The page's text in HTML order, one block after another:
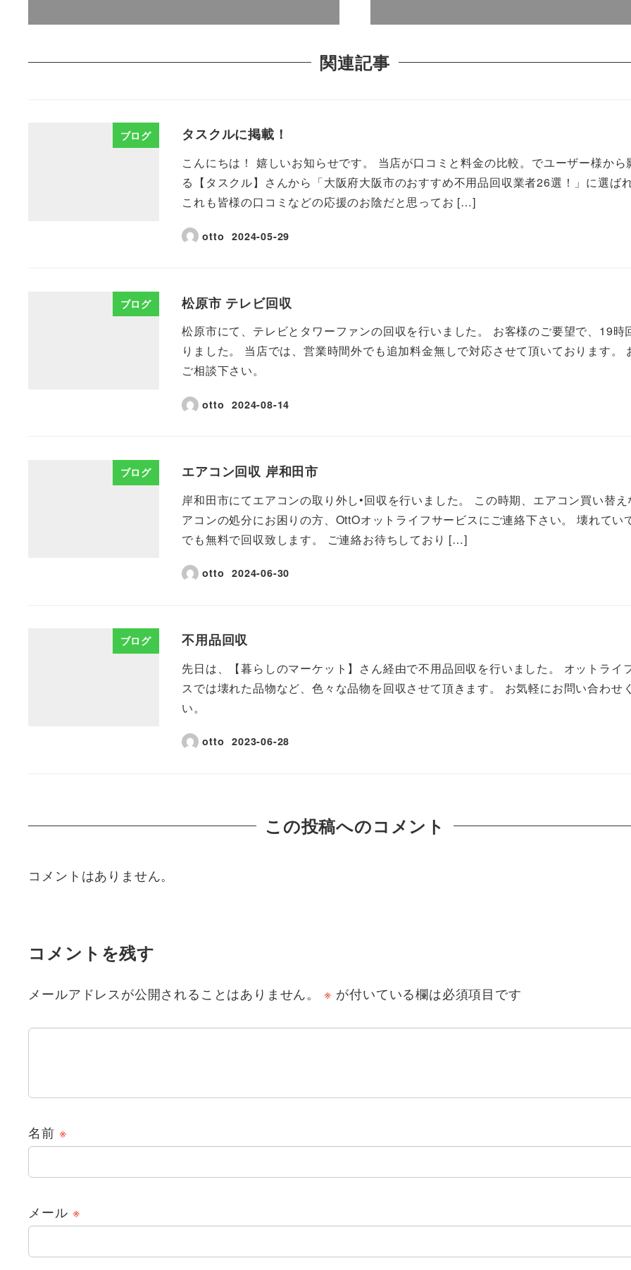
関連記事
ブログ タスクルに掲載！
こんにちは！ 嬉しいお知らせです。 当店が口コミと料金の比較。でユーザー様から
る【タスクル】さんから「大阪府大阪市のおすすめ不用品回収業者26選！」に選ばれ
これも皆様の口コミなどの応援のお陰だと思ってお […]
otto 2024-05-29
ブログ 松原市 テレビ回収
松原市にて、テレビとタワーファンの回収を行いました。 お客様のご要望で、19時
りました。 当店では、営業時間外でも追加料金無しで対応させて頂いております。
ご相談下さい。
otto 2024-08-14
ブログ エアコン回収 岸和田市
岸和田市にてエアコンの取り外し•回収を行いました。 この時期、エアコン買い替え
アコンの処分にお困りの方、OttOオットライフサービスにご連絡下さい。 壊れてい
でも無料で回収致します。 ご連絡お待ちしており […]
otto 2024-06-30
ブログ 不用品回収
先日は、【暮らしのマーケット】さん経由で不用品回収を行いました。 オットライ
スでは壊れた品物など、色々な品物を回収させて頂きます。 お気軽にお問い合わせ
い。
otto 2023-06-28
この投稿へのコメント
コメントはありません。
コメントを残す
メールアドレスが公開されることはありません。 ※ が付いている欄は必須項目です
名前 ※
メール ※